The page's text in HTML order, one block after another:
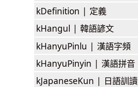
kDefinition | 定義
kHangul | 韓語諺文
kHanyuPinlu | 漢語字頻
kHanyuPinyin | 漢語拼音
kJapaneseKun | 日語訓讀